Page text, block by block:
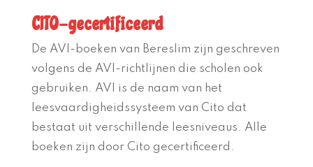
CITO-gecertificeerd
De AVI-boeken van Bereslim zijn geschreven
volgens de AVI-richtlijnen die scholen ook
gebruiken. AVI is de naam van het
leesvaardigheidssysteem van Cito dat
bestaat uit verschillende leesniveaus. Alle
boeken zijn door Cito gecertificeerd.